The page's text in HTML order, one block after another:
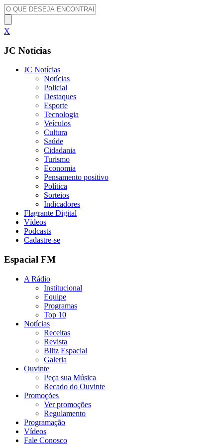
X
JC Notícias
JC Notícias
Notícias
Policial
Destaques
Esporte
Tecnologia
Veículos
Cultura
Saúde
Cidadania
Turismo
Economia
Pensamento positivo
Política
Sorteios
Indicadores
Flagrante Digital
Vídeos
Podcasts
Cadastre-se
Espacial FM
A Rádio
Institucional
Equipe
Programas
Top 10
Notícias
Receitas
Revista
Blitz Espacial
Galeria
Ouvinte
Peça sua Música
Recado do Ouvinte
Promoções
Ver promoções
Regulamento
Programação
Vídeos
Fale Conosco